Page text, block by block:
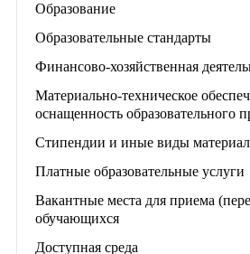
Образование
Образовательные стандарты
Финансово-хозяйственная
Материально-техническое
оснащенность образовательного
Стипендии и иные виды
Платные образовательные услуги
Вакантные места для приема
обучающихся
Доступная среда